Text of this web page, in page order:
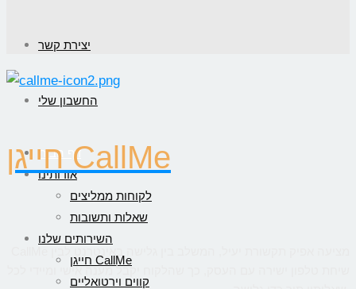
יצירת קשר
החשבון שלי
דף הבית
אודותינו
לקוחות ממליצים
שאלות ותשובות
השירותים שלנו
חייגן CallMe
קווים וירטואליים
חייגן CallMe
שיחת טלפון ישירה עם העסק, כך שהלקוח יקבל מענה אישי ומיידי לכל